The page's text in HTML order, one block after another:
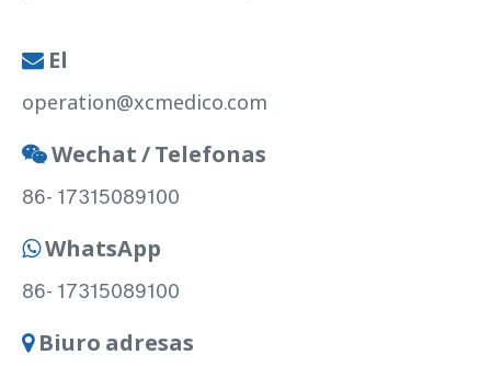
 El
operation@xcmedico.com
 Wechat / Telefonas
86- 17315089100
 WhatsApp
86- 17315089100
 Biuro adresas